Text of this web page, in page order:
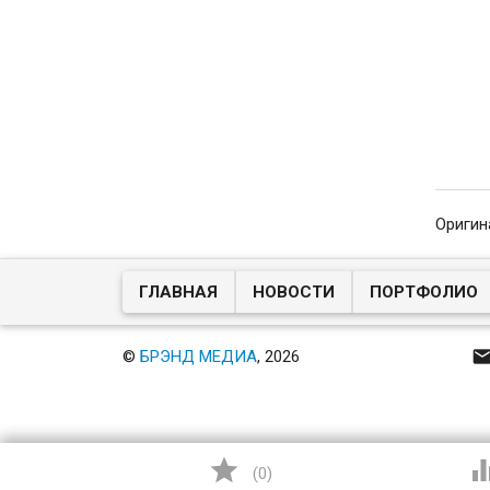
ГЛАВНАЯ НОВОСТИ ПОРТФОЛИО
©БРЭНД МЕДИА, 2026
 (0)